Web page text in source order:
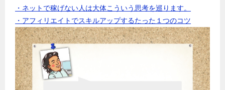
・ネットで稼げない人は大体こういう思考を巡ります。
・アフィリエイトでスキルアップするたった１つのコツ